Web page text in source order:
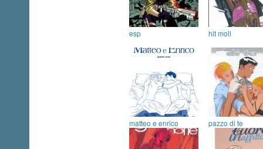
esp hit moll
matteo e enrico pazzo di te